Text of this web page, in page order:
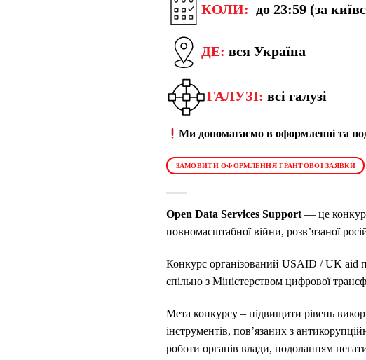
КОЛИ: до 23:59 (за
ДЕ: вся Україна
ГАЛУЗІ: всі галузі
Ми допомагаємо в оформленні та
ЗАМОВИТИ ОФОРМЛЕННЯ ГРАНТОВОЇ ЗАЯВКИ
Open Data Services Support — це
повномасштабної війни, розв’язаної
Конкурс організований USAID / UK aid
спільно з Міністерством цифрової
Мета конкурсу – підвищити рівень
інструментів, пов’язаних з
роботи органів влади, подоланням